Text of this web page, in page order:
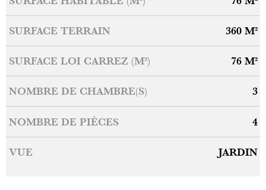
SURFACE TERRAIN 360 M²
SURFACE LOI CARREZ (M²) 76 M²
NOMBRE DE CHAMBRE(S) 3
NOMBRE DE PIÈCES 4
VUE JARDIN